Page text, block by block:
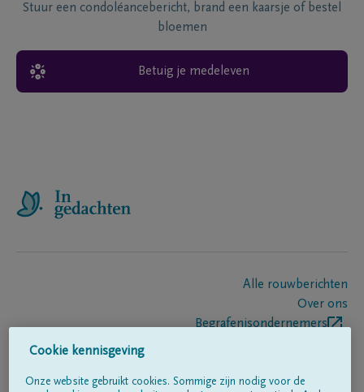
Stuur een condoléancebericht, brand een kaarsje of bestel
bloemen
Betuig je medeleven
Alle rouwberichten
Over ons
Begrafenisondernemers
Cookie kennisgeving
Onze website gebruikt cookies. Sommige zijn nodig voor de